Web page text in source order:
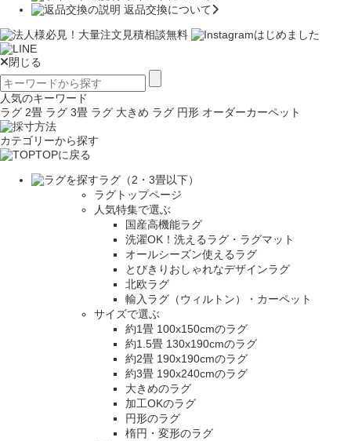
返品交換について
閉じる
人気のキーワード
ラグ 2畳 ラグ 3畳 ラグ 大きめ ラグ 円形 オーダーカーペット
カテゴリーから探す
TOPに戻る
ラグ（2・3畳以下）
ラグトップページ
人気特集で選ぶ
国産高機能ラグ
洗濯OK！洗えるラグ・ラグマット
オールシーズン使えるラグ
とびきりおしゃれなデザインラグ
北欧ラグ
輸入ラグ（ウィルトン）・カーペット
サイズで選ぶ
約1畳 100x150cmのラグ
約1.5畳 130x190cmのラグ
約2畳 190x190cmのラグ
約3畳 190x240cmのラグ
大きめのラグ
加工OKのラグ
円形のラグ
楕円・変形のラグ